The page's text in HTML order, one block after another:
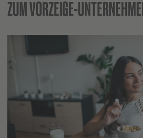
ZUM VORZEIGE-